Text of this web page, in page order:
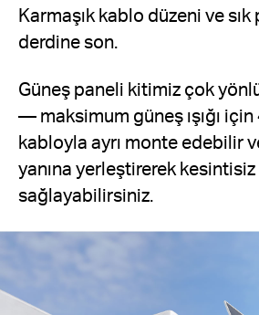
Karmaşık kablo düzeni ve
derdine son.
Güneş paneli kitimiz çok
— maksimum güneş ışığı
kabloyla ayrı monte edebilir
yanına yerleştirerek
sağlayabilirsiniz.